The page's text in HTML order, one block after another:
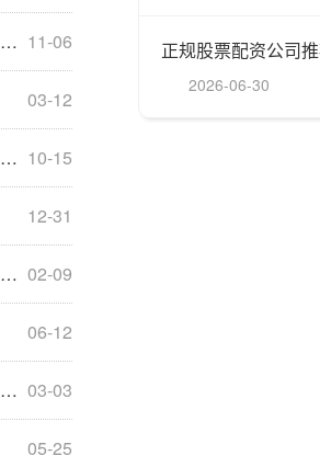
11-06
03-12
10-15
12-31
02-09
06-12
03-03
05-25
正规股票配资公司
2026-06-30